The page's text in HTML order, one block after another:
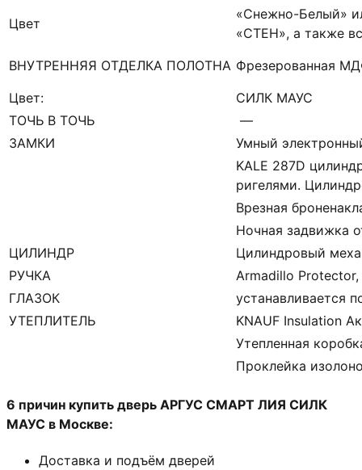
Цвет
«Снежно-Белый»
«СТЕН», а также
ВНУТРЕННЯЯ ОТДЕЛКА ПОЛОТНА Фрезерованная
Цвет:
СИЛК МАУС
ТОЧЬ В ТОЧЬ
—
ЗАМКИ
Умный
KALE 287D
ригелями.
Врезная
Ночная задвижка
ЦИЛИНДР
Цилиндровый
РУЧКА
Armadillo
ГЛАЗОК
устанавливается
УТЕПЛИТЕЛЬ
KNAUF Insulation
Утепленная
Проклейка
6 причин купить дверь АРГУС СМАРТ ЛИЯ СИЛК
МАУС в Москве:
Доставка и подъём дверей